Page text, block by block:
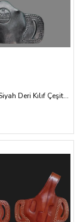
Cz 75 Sport - Siyah Deri Kılıf Çeşitleri